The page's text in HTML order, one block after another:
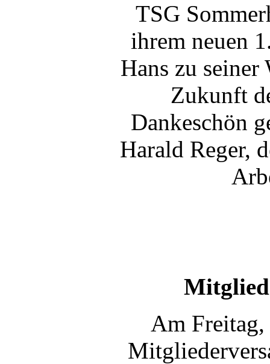
TSG
ihrem neuen
Hans zu
Zukunft
Dankeschön
Harald Reger,
Am